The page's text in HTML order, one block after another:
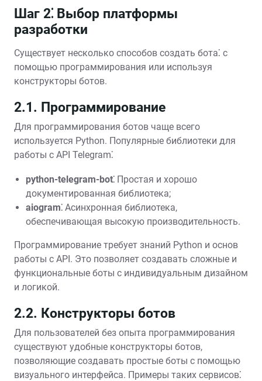
Шаг 2⁚ Выбор платформы
разработки
Существует несколько способов создать бота⁚ с
помощью программирования или используя
конструкторы ботов.
2.1. Программирование
Для программирования ботов чаще всего
используется Python. Популярные библиотеки для
работы с API Telegram⁚
python-telegram-bot⁚ Простая и хорошо
документированная библиотека;
aiogram⁚ Асинхронная библиотека,
обеспечивающая высокую производительность.
Программирование требует знаний Python и основ
работы с API. Это позволяет создавать сложные и
функциональные боты с индивидуальным дизайном
и логикой.
2.2. Конструкторы ботов
Для пользователей без опыта программирования
существуют удобные конструкторы ботов,
позволяющие создавать простые боты с помощью
визуального интерфейса. Примеры таких сервисов⁚